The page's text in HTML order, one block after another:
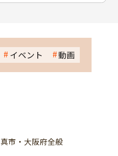
イベント 動画
市・大阪府全般